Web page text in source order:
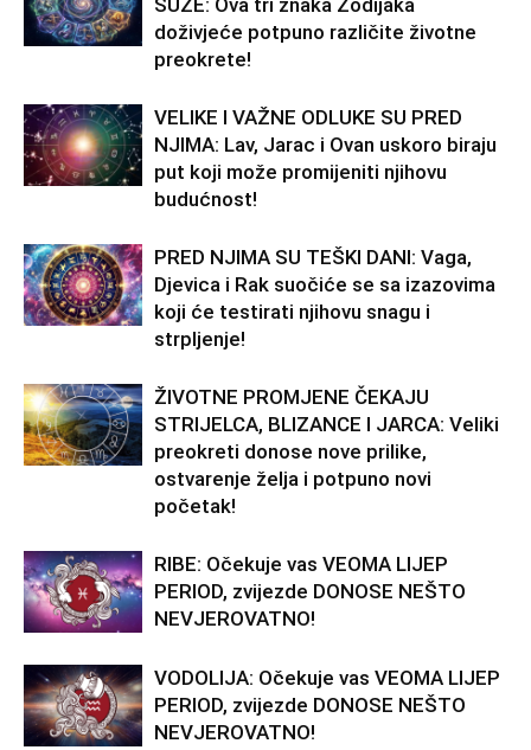
SUZE: Ova tri znaka Zodijaka
doživjeće potpuno različite životne
preokrete!
VELIKE I VAŽNE ODLUKE SU PRED
NJIMA: Lav, Jarac i Ovan uskoro biraju
put koji može promijeniti njihovu
budućnost!
PRED NJIMA SU TEŠKI DANI: Vaga,
Djevica i Rak suočiće se sa izazovima
koji će testirati njihovu snagu i
strpljenje!
ŽIVOTNE PROMJENE ČEKAJU
STRIJELCA, BLIZANCE I JARCA: Veliki
preokreti donose nove prilike,
ostvarenje želja i potpuno novi
početak!
RIBE: Očekuje vas VEOMA LIJEP
PERIOD, zvijezde DONOSE NEŠTO
NEVJEROVATNO!
VODOLIJA: Očekuje vas VEOMA LIJEP
PERIOD, zvijezde DONOSE NEŠTO
NEVJEROVATNO!